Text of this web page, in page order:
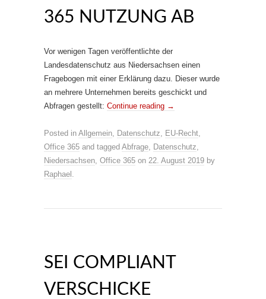
365 NUTZUNG AB
Vor wenigen Tagen veröffentlichte der
Landesdatenschutz aus Niedersachsen einen
Fragebogen mit einer Erklärung dazu. Dieser wurde
an mehrere Unternehmen bereits geschickt und
Abfragen gestellt: Continue reading →
Posted in Allgemein, Datenschutz, EU-Recht,
Office 365 and tagged Abfrage, Datenschutz,
Niedersachsen, Office 365 on 22. August 2019 by
Raphael .
SEI COMPLIANT
VERSCHICKE